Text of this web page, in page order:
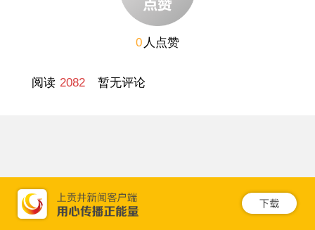
0 人点赞
阅读 2082 暂无评论